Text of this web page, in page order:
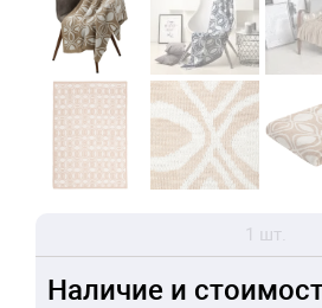
1 шт.
Наличие и